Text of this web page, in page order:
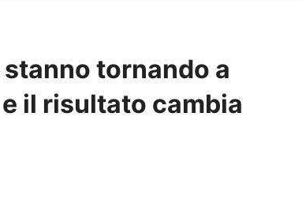
tornando a
il risultato cambia